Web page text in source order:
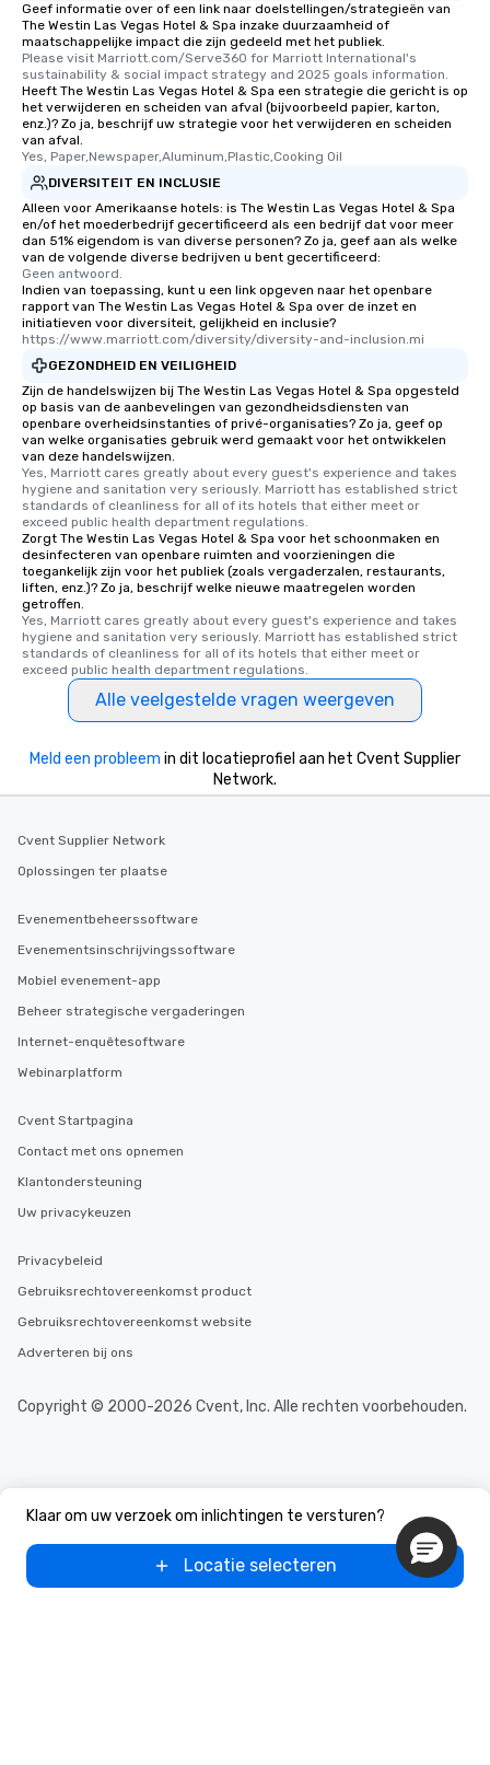
Geef informatie over of een link naar doelstellingen/strategieën van
The Westin Las Vegas Hotel & Spa inzake duurzaamheid of
maatschappelijke impact die zijn gedeeld met het publiek.
Please visit Marriott.com/Serve360 for Marriott International's
sustainability & social impact strategy and 2025 goals information.
Heeft The Westin Las Vegas Hotel & Spa een strategie die gericht is op
het verwijderen en scheiden van afval (bijvoorbeeld papier, karton,
enz.)? Zo ja, beschrijf uw strategie voor het verwijderen en scheiden
van afval.
Yes, Paper,Newspaper,Aluminum,Plastic,Cooking Oil
DIVERSITEIT EN INCLUSIE
Alleen voor Amerikaanse hotels: is The Westin Las Vegas Hotel & Spa
en/of het moederbedrijf gecertificeerd als een bedrijf dat voor meer
dan 51% eigendom is van diverse personen? Zo ja, geef aan als welke
van de volgende diverse bedrijven u bent gecertificeerd:
Geen antwoord.
Indien van toepassing, kunt u een link opgeven naar het openbare
rapport van The Westin Las Vegas Hotel & Spa over de inzet en
initiatieven voor diversiteit, gelijkheid en inclusie?
https://www.marriott.com/diversity/diversity-and-inclusion.mi
GEZONDHEID EN VEILIGHEID
Zijn de handelswijzen bij The Westin Las Vegas Hotel & Spa opgesteld
op basis van de aanbevelingen van gezondheidsdiensten van
openbare overheidsinstanties of privé-organisaties? Zo ja, geef op
van welke organisaties gebruik werd gemaakt voor het ontwikkelen
van deze handelswijzen.
Yes, Marriott cares greatly about every guest's experience and takes
hygiene and sanitation very seriously. Marriott has established strict
standards of cleanliness for all of its hotels that either meet or
exceed public health department regulations.
Zorgt The Westin Las Vegas Hotel & Spa voor het schoonmaken en
desinfecteren van openbare ruimten and voorzieningen die
toegankelijk zijn voor het publiek (zoals vergaderzalen, restaurants,
liften, enz.)? Zo ja, beschrijf welke nieuwe maatregelen worden
getroffen.
Yes, Marriott cares greatly about every guest's experience and takes
hygiene and sanitation very seriously. Marriott has established strict
standards of cleanliness for all of its hotels that either meet or
exceed public health department regulations.
Alle veelgestelde vragen weergeven
Klaar om uw verzoek om inlichtingen te versturen?
Locatie selecteren
Meld een probleem in dit locatieprofiel aan het Cvent Supplier
Network.
Cvent Supplier Network
Oplossingen ter plaatse
Evenementbeheerssoftware
Evenementsinschrijvingssoftware
Mobiel evenement-app
Beheer strategische vergaderingen
Internet-enquêtesoftware
Webinarplatform
Cvent Startpagina
Contact met ons opnemen
Klantondersteuning
Uw privacykeuzen
Privacybeleid
Gebruiksrechtovereenkomst product
Gebruiksrechtovereenkomst website
Adverteren bij ons
Copyright © 2000-2026 Cvent, Inc. Alle rechten voorbehouden.